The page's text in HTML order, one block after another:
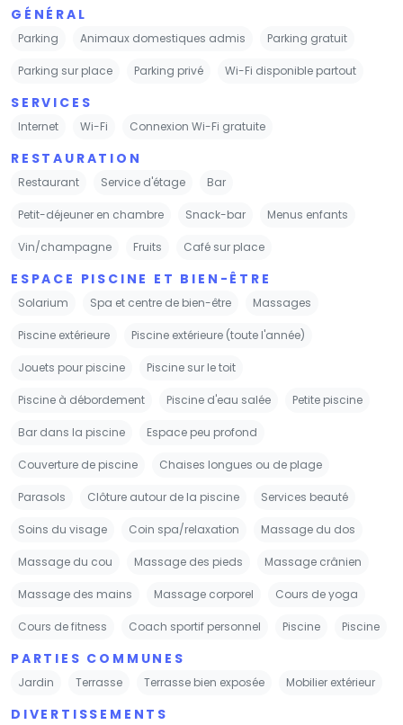
GÉNÉRAL
Parking Animaux domestiques admis Parking gratuit
Parking sur place Parking privé Wi-Fi disponible partout
SERVICES
Internet Wi-Fi Connexion Wi-Fi gratuite
RESTAURATION
Restaurant Service d'étage Bar
Petit-déjeuner en chambre Snack-bar Menus enfants
Vin/champagne Fruits Café sur place
ESPACE PISCINE ET BIEN-ÊTRE
Solarium Spa et centre de bien-être Massages
Piscine extérieure Piscine extérieure (toute l'année)
Jouets pour piscine Piscine sur le toit
Piscine à débordement Piscine d'eau salée Petite piscine
Bar dans la piscine Espace peu profond
Couverture de piscine Chaises longues ou de plage
Parasols Clôture autour de la piscine Services beauté
Soins du visage Coin spa/relaxation Massage du dos
Massage du cou Massage des pieds Massage crânien
Massage des mains Massage corporel Cours de yoga
Cours de fitness Coach sportif personnel Piscine Piscine
PARTIES COMMUNES
Jardin Terrasse Terrasse bien exposée Mobilier extérieur
DIVERTISSEMENTS